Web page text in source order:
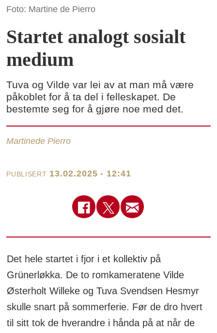
Foto: Martine de Pierro
Startet analogt sosialt
medium
Tuva og Vilde var lei av at man må være
påkoblet for å ta del i felleskapet. De
bestemte seg for å gjøre noe med det.
Martinede Pierro
PUBLISERT 13.02.2025 - 12:41
Det hele startet i fjor i et kollektiv på
Grünerløkka. De to romkameratene Vilde
Østerholt Willeke og Tuva Svendsen Hesmyr
skulle snart på sommerferie. Før de dro hvert
til sitt tok de hverandre i hånda på at når de